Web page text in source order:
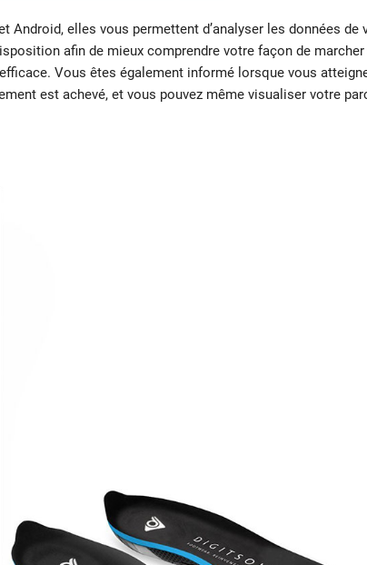
Android, elles vous permettent d’analyser les données de
afin de mieux comprendre votre façon de marcher
Vous êtes également informé lorsque vous
est achevé, et vous pouvez même visualiser votre